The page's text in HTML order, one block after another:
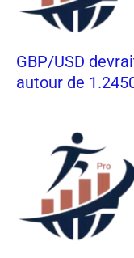
GBP/USD
autour de